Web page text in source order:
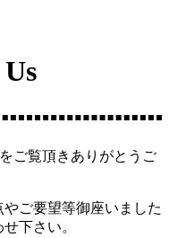
ご覧頂きありがとうご
ご要望等御座いました
下さい。